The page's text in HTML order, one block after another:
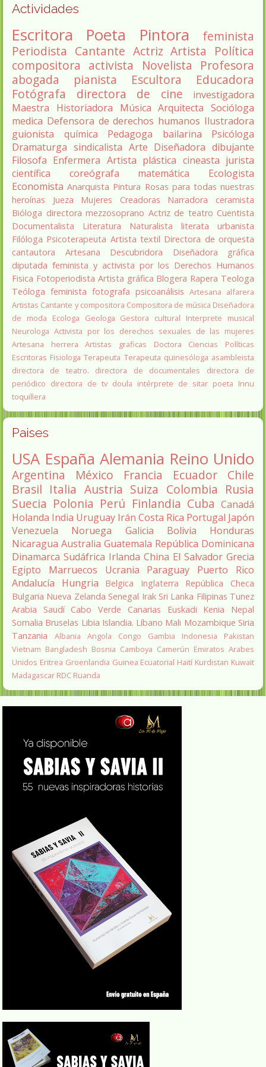
Actividades
Escritora Poeta Pintora
feminista
Periodista Cantante Actriz Artista
Política
compositora activista Novelista
Profesora
abogada
pianista Escultora
Educadora
Fotógrafa
directora de cine
investigadora
Maestra
Historiadora Música Arquitecta Socióloga
medica Defensora de derechos humanos Ilustradora
guionista
química Pedagoga bailarina
Psicóloga
Dramaturga sindicalista Arte Diseñadora dibujante
Filosofa Enfermera Artista plástica cineasta jurista
científica
coreógrafa matemática
Ecologista
Economista Anarquista Pintura Rosas para todas nuestras
heroínas
Jueza Mujeres Creadoras Narradora
ceramista
Bióloga directora mezzosoprano Actriz de teatro Cuentista
Documentalista
Literatura Naturalista literata
urbanista
Filóloga Psicoterapeuta Artista textil Directora de orquesta
cantautora
Artesana Descubridora
Diseñadora gráfica
diputada feminista y activista por los Derechos Humanos
Fisica Fotoperiodista Artista gráfica Blogera Rapera Teologa
Teóloga feminista fotografa psicoanálisis Artesana alfarera
Artistas Cantante y compositora Compositora de música Diseñadora
de moda
Ecologa Geologa Gestora cultural
Interprete musical
Neurologa Activista por los derechos sexuales de las mujeres
Artesana herrera
Artistas graficas
Doctora Ciencias Políticas
Escritoras Fisiologa Terapeuta Terapeuta quinesóloga asambleista
directora de teatro.
directora de documentales
directora de
periódico directora de tv doula intérprete de sitar poeta Innu
toquillera
Paises
USA España Alemania Reino Unido
Argentina México Francia Ecuador
Chile
Brasil Italia Austria Suiza Colombia Rusia
Suecia Polonia Perú Finlandia Cuba Canadá
Holanda India Uruguay Irán Costa Rica Portugal Japón
Venezuela
Noruega Galicia Bolivia
Honduras
Nicaragua Australia Guatemala República Dominicana
Dinamarca Sudáfrica Irlanda China El Salvador Grecia
Egipto
Marruecos Ucrania Paraguay
Puerto Rico
Andalucía
Hungria Belgica Inglaterra
República Checa
Bulgaria Nueva Zelanda Senegal Irak Sri Lanka Filipinas Tunez
Arabia Saudí Cabo Verde Canarias Euskadi Kenia
Nepal
Somalia Bruselas Libia Islandia. Líbano Mali Mozambique Siria
Tanzania
Albania Angola Congo Gambia Indonesia
Pakistan
Vietnam Bangladesh Bosnia Camboya Camerún Emiratos Arabes
Unidos Eritrea Groenlandia Guinea Ecuatorial Haití Kurdistan Kuwait
Madagascar RDC Ruanda